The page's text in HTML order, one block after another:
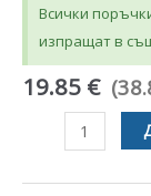
Всички
изпращат в
19.85 €
количество
ДОЛЕН